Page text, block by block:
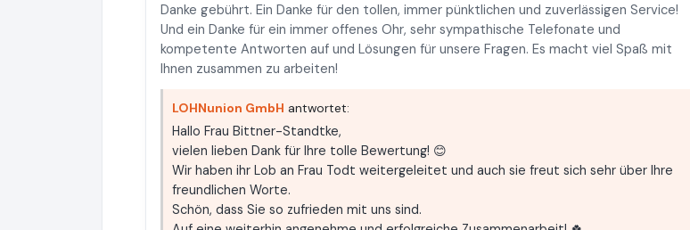
Danke gebührt. Ein Danke für den tollen, immer pünktlichen und zuverlässigen Service!
Und ein Danke für ein immer offenes Ohr, sehr sympathische Telefonate und
kompetente Antworten auf und Lösungen für unsere Fragen. Es macht viel Spaß mit
Ihnen zusammen zu arbeiten!
LOHNunion GmbH antwortet:
Hallo Frau Bittner-Standtke,
vielen lieben Dank für Ihre tolle Bewertung! 😊
Wir haben ihr Lob an Frau Todt weitergeleitet und auch sie freut sich sehr über Ihre
freundlichen Worte.
Schön, dass Sie so zufrieden mit uns sind.